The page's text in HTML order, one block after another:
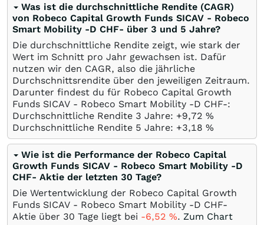
Was ist die durchschnittliche Rendite (CAGR)
von Robeco Capital Growth Funds SICAV - Robeco
Smart Mobility -D CHF- über 3 und 5 Jahre?
Die durchschnittliche Rendite zeigt, wie stark der
Wert im Schnitt pro Jahr gewachsen ist. Dafür
nutzen wir den CAGR, also die jährliche
Durchschnittsrendite über den jeweiligen Zeitraum.
Darunter findest du für Robeco Capital Growth
Funds SICAV - Robeco Smart Mobility -D CHF-:
Durchschnittliche Rendite 3 Jahre: +9,72 %
Durchschnittliche Rendite 5 Jahre: +3,18 %
Wie ist die Performance der Robeco Capital
Growth Funds SICAV - Robeco Smart Mobility -D
CHF- Aktie der letzten 30 Tage?
Die Wertentwicklung der Robeco Capital Growth
Funds SICAV - Robeco Smart Mobility -D CHF-
Aktie über 30 Tage liegt bei -6,52 %. Zum Chart